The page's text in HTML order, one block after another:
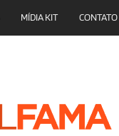
MÍDIA KIT CONTATO